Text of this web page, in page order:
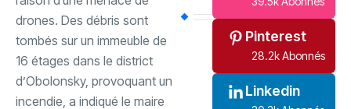
drones. Des débris sont
tombés sur un immeuble de
16 étages dans le district
d’Obolonsky, provoquant un
incendie, a indiqué le maire
Pinterest
28.2k Abonnés
Linkedin